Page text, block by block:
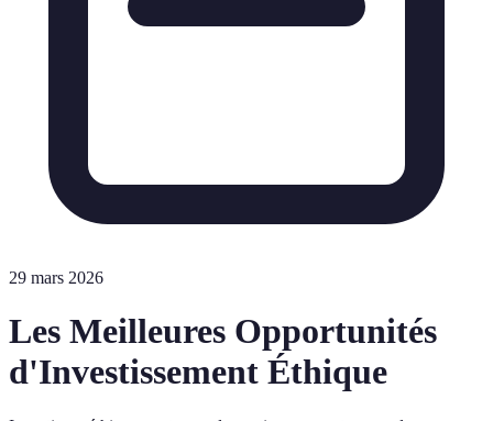
29 mars 2026
Les Meilleures Opportunités
d'Investissement Éthique